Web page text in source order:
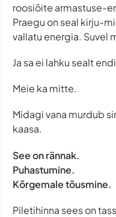
roosiõite armastuse-
Praegu on seal kirju-
vallatu energia. Suvel
Ja sa ei lahku sealt
Meie ka mitte.
Midagi vana murdub
kaasa.
See on rännak.
Puhastumine.
Kõrgemale tõusmine.
Piletihinna sees on